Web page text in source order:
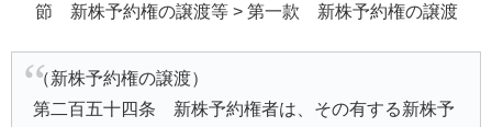
節 新株予約権の譲渡等 > 第一款 新株予約権の譲渡
（新株予約権の譲渡）
第二百五十四条 新株予約権者は、その有する新株予